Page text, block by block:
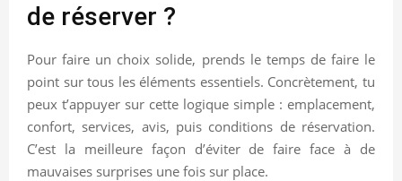
de réserver ?
Pour faire un choix solide, prends le temps de faire le
point sur tous les éléments essentiels. Concrètement, tu
peux t’appuyer sur cette logique simple : emplacement,
confort, services, avis, puis conditions de réservation.
C’est la meilleure façon d’éviter de faire face à de
mauvaises surprises une fois sur place.